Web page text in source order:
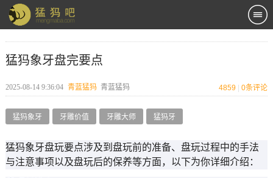
猛犸象牙盘完要点
2025-08-14 9:36:04 青蓝猛犸 青蓝猛犸 4859 0条评论
猛犸象牙 牙雕价值 牙雕大师 猛犸牙
猛犸象牙盘玩要点涉及到盘玩前的准备、盘玩过程中的手法
与注意事项以及盘玩后的保养等方面，以下为你详细介绍：